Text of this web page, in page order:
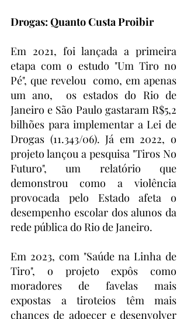
Drogas: Quanto Custa Proibir
Em 2021, foi lançada a primeira
etapa com o estudo "Um Tiro no
Pé", que revelou  como, em apenas
um ano,  os estados do Rio de
Janeiro e São Paulo gastaram R$5,2
bilhões para implementar a Lei de
Drogas (11.343/06). Já em 2022, o
projeto lançou a pesquisa "Tiros No
Futuro", um relatório que
demonstrou como a violência
provocada pelo Estado afeta o
desempenho escolar dos alunos da
rede pública do Rio de Janeiro.
Em 2023, com "Saúde na Linha de
Tiro", o projeto expôs como
moradores de favelas mais
expostas a tiroteios têm mais
chances de adoecer e desenvolver